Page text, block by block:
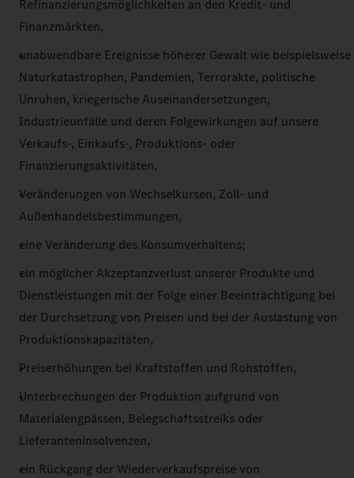
Refinanzierungsmöglichkeiten an den Kredit- und
Finanzmärkten,
unabwendbare Ereignisse höherer Gewalt wie beispielsweise
Naturkatastrophen, Pandemien, Terrorakte, politische
Unruhen, kriegerische Auseinandersetzungen,
Industrieunfälle und deren Folgewirkungen auf unsere
Verkaufs-, Einkaufs-, Produktions- oder
Finanzierungsaktivitäten,
Veränderungen von Wechselkursen, Zoll- und
Außenhandelsbestimmungen,
eine Veränderung des Konsumverhaltens;
ein möglicher Akzeptanzverlust unserer Produkte und
Dienstleistungen mit der Folge einer Beeinträchtigung bei
der Durchsetzung von Preisen und bei der Auslastung von
Produktionskapazitäten,
Preiserhöhungen bei Kraftstoffen und Rohstoffen,
Unterbrechungen der Produktion aufgrund von
Materialengpässen, Belegschaftsstreiks oder
Lieferanteninsolvenzen,
ein Rückgang der Wiederverkaufspreise von